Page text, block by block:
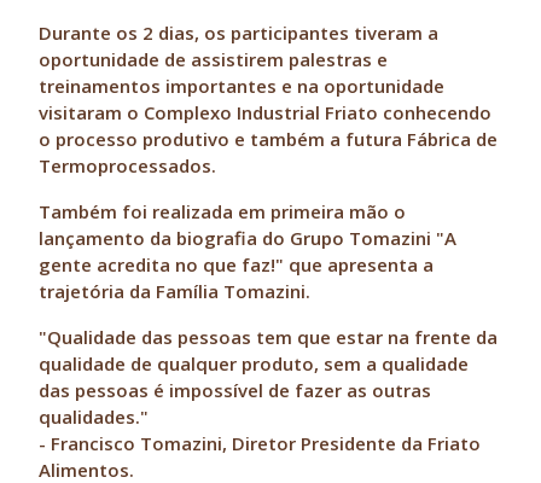
Durante os 2 dias, os participantes tiveram a
oportunidade de assistirem palestras e
treinamentos importantes e na oportunidade
visitaram o Complexo Industrial Friato conhecendo
o processo produtivo e também a futura Fábrica de
Termoprocessados.
Também foi realizada em primeira mão o
lançamento da biografia do Grupo Tomazini "A
gente acredita no que faz!" que apresenta a
trajetória da Família Tomazini.
"Qualidade das pessoas tem que estar na frente da
qualidade de qualquer produto, sem a qualidade
das pessoas é impossível de fazer as outras
qualidades."
- Francisco Tomazini, Diretor Presidente da Friato
Alimentos.